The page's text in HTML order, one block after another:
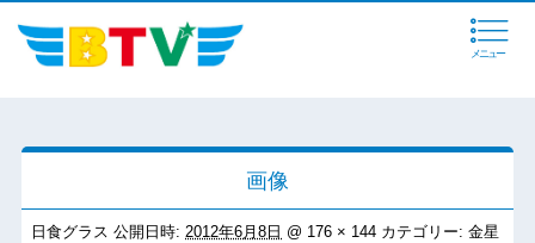
メニュー
画像
日食グラス公開日時: 2012年6月8日 @ 176 × 144 カテゴリー:金星